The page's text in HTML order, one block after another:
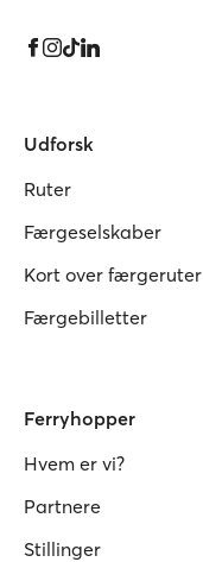
Udforsk
Ruter
Færgeselskaber
Kort over færgeruter
Færgebilletter
Ferryhopper
Hvem er vi?
Partnere
Stillinger